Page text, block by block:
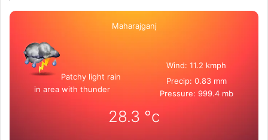
Maharajganj
Patchy light rain
in area with thunder
Wind: 11.2 kmph
Precip: 0.83 mm
Pressure: 999.4 mb
28.3 °c